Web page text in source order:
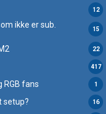
12
ikke er sub.
15
22
417
RGB fans 1
setup? 16